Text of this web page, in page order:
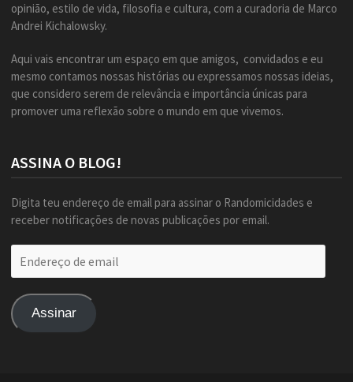
opinião, estilo de vida, filosofia e cultura, com a curadoria de Marco
Andrei Kichalowsky.
Aqui vais encontrar um espaço em que amigos, convidados e eu
mesmo contamos nossas histórias ou expressamos nossas ideias,
que considero serem de relevância e importância únicas para
promover uma reflexão sobre o mundo em que vivemos.
ASSINA O BLOG!
Digita teu endereço de email para assinar o Randomicidades e
receber notificações de novas publicações por email.
de
Assinar